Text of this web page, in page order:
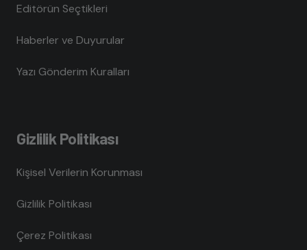
Editörün Seçtikleri
Haberler ve Duyurular
Yazı Gönderim Kuralları
Gizlilik Politikası
Kişisel Verilerin Korunması
Gizlilik Politikası
Çerez Politikası